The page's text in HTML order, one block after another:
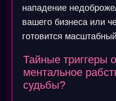
нападение
вашего бизнеса или
готовится
Тайные триггеры
ментальное
судьбы?